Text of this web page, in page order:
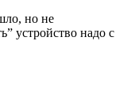
но не
устройство надо с